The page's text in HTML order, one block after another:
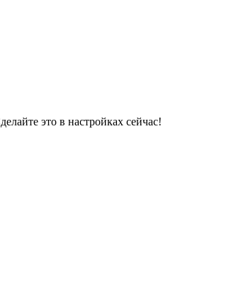
это в настройках сейчас!